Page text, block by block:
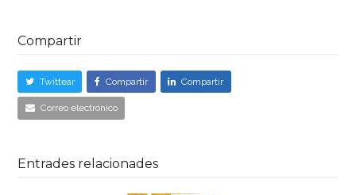
Compartir
Twittear Compartir Compartir
Correo electrónico
Entrades relacionades